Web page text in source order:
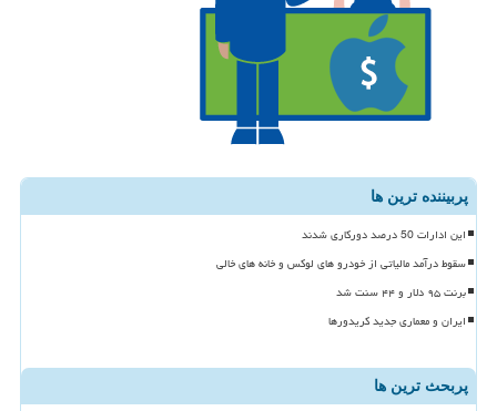
پربیننده ترین ها
این ادارات 50 درصد دورکاری شدند
سقوط درآمد مالیاتی از خودرو های لوکس و خانه های خالی
برنت ۹۵ دلار و ۴۴ سنت شد
ایران و معماری جدید کریدورها
پربحث ترین ها